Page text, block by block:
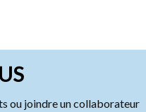
ou joindre un collaborateur